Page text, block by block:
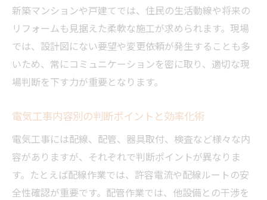
新築マンションや戸建てでは、住民の生活動線や将来の
リフォームも見据えた柔軟な施工が求められます。現場
では、設計図にない要望や変更依頼が発生することも多
いため、常にコミュニケーションを密に取り、適切な現
場判断を下す力が重要となります。
電気工事内容別の判断ポイントと効率化術
電気工事には配線、配管、器具取付、検査など様々な内
容がありますが、それぞれで判断ポイントが異なりま
す。たとえば配線作業では、許容電流や配線ルートの安
全性確認が重要です。配管作業では、他設備との干渉を